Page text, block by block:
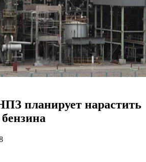
планирует нарастить